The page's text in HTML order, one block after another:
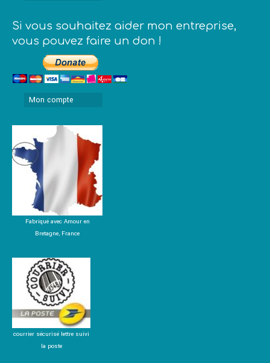
Si vous souhaitez aider mon entreprise,
vous pouvez faire un don !
Mon compte
Fabriqué avec Amour en
Bretagne, France
courrier sécurisé lettre suivi
la poste